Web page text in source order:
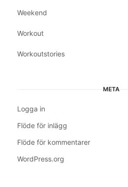
Weekend
Workout
Workoutstories
META
Logga in
Flöde för inlägg
Flöde för kommentarer
WordPress.org